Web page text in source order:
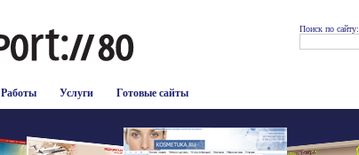
Работы Услуги Готовые сайты
Поиск по сайту: